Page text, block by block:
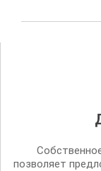
позволяет